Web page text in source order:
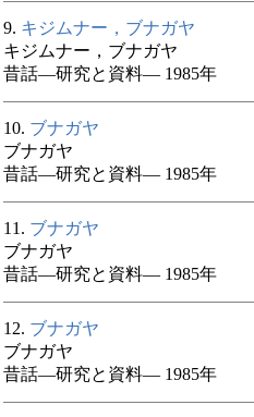
9. キジムナー，ブナガヤ
キジムナー，ブナガヤ
昔話―研究と資料― 1985年
10. ブナガヤ
ブナガヤ
昔話―研究と資料― 1985年
11. ブナガヤ
ブナガヤ
昔話―研究と資料― 1985年
12. ブナガヤ
ブナガヤ
昔話―研究と資料― 1985年